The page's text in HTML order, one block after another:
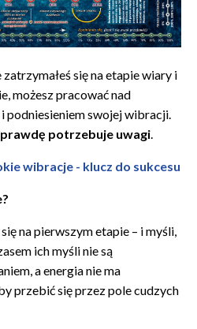
zatrzymałeś się na etapie wiary i
możesz pracować nad
podniesieniem swojej wibracji.
potrzebuje uwagi
wibracje - klucz do sukcesu
na pierwszym etapie – i myśli,
ich myśli nie są
a energia nie ma
przebić się przez pole cudzych